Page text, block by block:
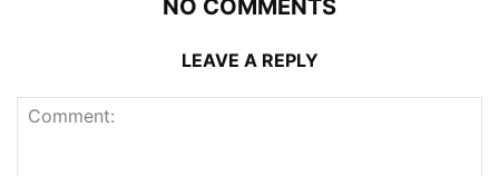
NO COMMENTS
LEAVE A REPLY